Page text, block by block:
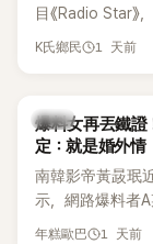
解釋，當時隆胸
想，既然一直說
召開了一場泳裝
機前，面對媒體
這段為平息爭議
起，節目現場立
對流言時「豁出
《脫掉鞋子恢單
目《Radio Star
Waterbomb喊
K氏鄉民 1 天前
韓星
爆料女再丟鐵證
定：就是婚外情
南韓影帝黃晸珉
示，網路爆料者
法律行動。不過
年糕歐巴 1 天前